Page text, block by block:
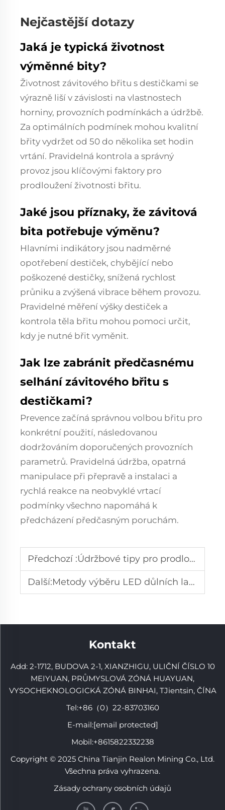
Nejčastější dotazy
Jaká je typická životnost
výměnné bity?
Životnost závitového břitu s destičkami se
výrazně liší v závislosti na vlastnostech
horniny, provozních podmínkách a údržbě.
Za optimálních podmínek mohou kvalitní
břity vydržet od 50 do několika set hodin
vrtání. Pravidelná kontrola a správný
provoz jsou klíčovými faktory pro
prodloužení životnosti břitu.
Jaké jsou příznaky, že závitová
bita potřebuje výměnu?
Hlavními indikátory jsou nadměrné
opotřebení destiček, chybějící nebo
poškozené destičky, snížená rychlost
průniku a zvýšená vibrace během provozu.
Pravidelné měření výšky destiček a
kontrola těla břitu mohou pomoci určit,
kdy je nutné břit vyměnit.
Jak lze zabránit předčasnému
selhání závitového břitu s
destičkami?
Prevence začíná správnou volbou břitu pro
konkrétní použití, následovanou
dodržováním doporučených provozních
parametrů. Pravidelná údržba, opatrná
manipulace při přepravě a instalaci a
rychlá reakce na neobvyklé vrtací
podmínky všechno napomáhá k
předcházení předčasným poruchám.
Předchozí :Údržbové tipy pro prodloužení životnosti válcových břitů
Další:Metody výběru LED důlních lamp v průmyslových aplikacích
Kontakt
Add: 2-1712, BUDOVA 2-1, XIANZHIGU, ULIČNÍ ČÍSLO 10
MEIYUAN, PRŮMYSLOVÁ ZÓNÁ HUAYUAN,
VYSOCHEKNOLOGICKÁ ZÓNÁ BINHAI, TJientsin, ČÍNA
Tel:+86（0）22-83703160
E-mail:[email protected]
Mobil:+8615822332238
Copyright © 2025 China Tianjin Realon Mining Co., Ltd.
Všechna práva vyhrazena.
Zásady ochrany osobních údajů